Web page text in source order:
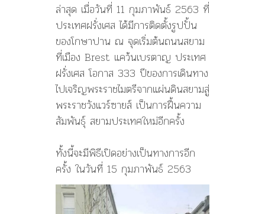
ล่าสุด เมื่อวันที่ 11 กุมภาพันธ์ 2563 ที่
ประเทศฝรั่งเศส ได้มีการติดตั้งรูปปั้น
ของโกษาปาน ณ จุดเริ่มต้นถนนสยาม
ที่เมือง Brest แคว้นเบรตาญ ประเทศ
ฝรั่งเศส โอกาส 333 ปีของการเดินทาง
ไปเจริญพระราชไมตรีจากแผ่นดินสยามสู่
พระราชวังแวร์ซายส์ เป็นการฝื้นความ
สัมพันธุ์ สยามประเทศใหม่อีกครั้ง
ทั้งนี้จะมีพิธีเปิดอย่างเป็นทางการอีก
ครั้ง ในวันที่ 15 กุมภาพันธ์ 2563